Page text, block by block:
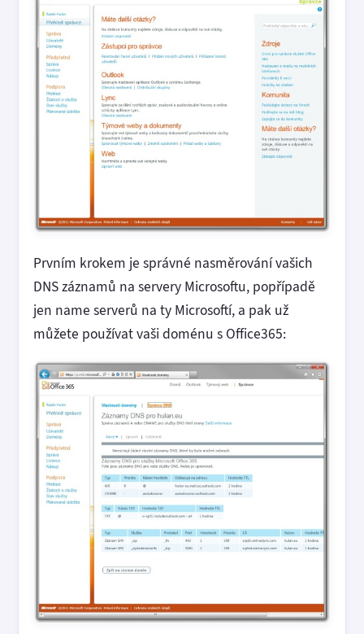
Prvním krokem je správné nasměrování vašich
DNS záznamů na servery Microsoftu, popřípadě
jen name serverů na ty Microsoftí, a pak už
můžete používat vaši doménu s Office365: